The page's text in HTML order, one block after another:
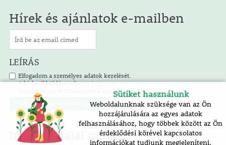
Hírek és ajánlatok e-mailben
LEÍRÁS
Elfogadom a személyes adatok kezelését.
A hírlevél küldése teljesen ingyenes.
Minden hírlevél tartalmazza a leiratkozás lehetőségét.
Itt is megtalál minket!
Sütiket használunk
Weboldalunknak szüksége van az Ön
hozzájárulására az egyes adatok
felhasználásához, hogy többek között az Ön
érdeklődési körével kapcsolatos
információkat tudjunk megjeleníteni.